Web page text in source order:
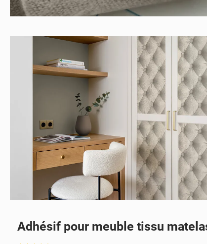
Adhésif pour meuble tissu